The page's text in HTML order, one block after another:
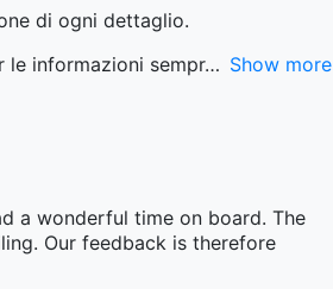
di ogni dettaglio.
informazioni sempr
Show more
a wonderful time on board. The
Our feedback is therefore